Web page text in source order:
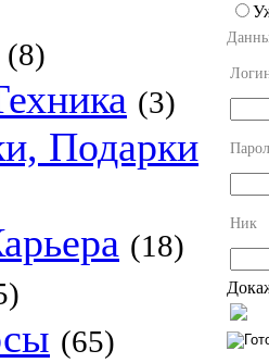
(8)
(3)
Подарки
(18)
(65)
Ник